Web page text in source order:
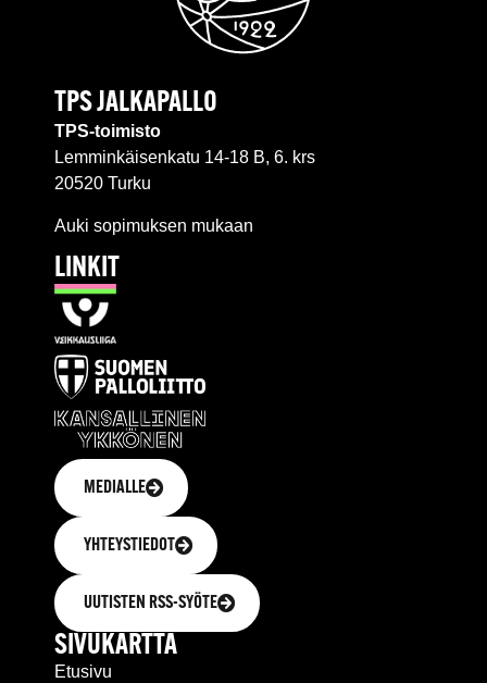
TPS JALKAPALLO
TPS-toimisto
Lemminkäisenkatu 14-18 B, 6. krs
20520 Turku
Auki sopimuksen mukaan
LINKIT
MEDIALLE
YHTEYSTIEDOT
UUTISTEN RSS-SYÖTE
SIVUKARTTA
Etusivu